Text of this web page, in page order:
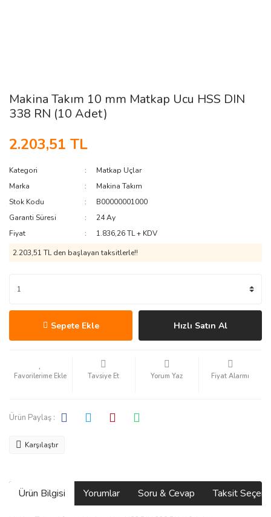
Makina Takım 10 mm Matkap Ucu HSS DIN
338 RN (10 Adet)
2.203,51 TL
Kategori
Matkap Uçlar
Marka
Makina Takım
Stok Kodu
B00000001000
Garanti Süresi
24 Ay
Fiyat
1.836,26 TL + KDV
2.203,51 TL den başlayan taksitlerle!!
Sepete Ekle Hızlı Satın Al
Tavsiye Et Yorum Yaz Fiyat Alarmı
Ürün Paylaş :
Karşılaştır
Ürün Bilgisi Yorumlar Soru & Cevap Taksit